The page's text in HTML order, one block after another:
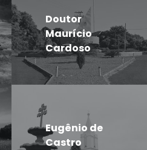
Doutor
Maurício
Cardoso
Eugênio de
Castro